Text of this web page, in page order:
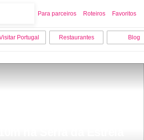
Para parceiros Roteiros Favoritos
Portugal Restaurantes Blog